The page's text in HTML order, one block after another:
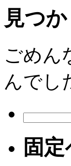
見つ
ごめん
んでし
固